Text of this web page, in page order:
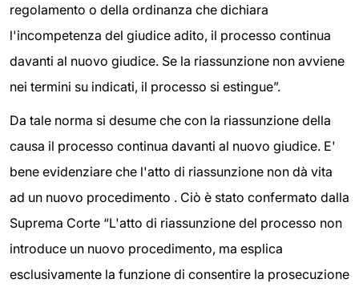
regolamento o della ordinanza che dichiara
l'incompetenza del giudice adito, il processo continua
davanti al nuovo giudice. Se la riassunzione non avviene
nei termini su indicati, il processo si estingue”.
Da tale norma si desume che con la riassunzione della
causa il processo continua davanti al nuovo giudice. E'
bene evidenziare che l'atto di riassunzione non dà vita
ad un nuovo procedimento . Ciò è stato confermato dalla
Suprema Corte “L'atto di riassunzione del processo non
introduce un nuovo procedimento, ma esplica
esclusivamente la funzione di consentire la prosecuzione